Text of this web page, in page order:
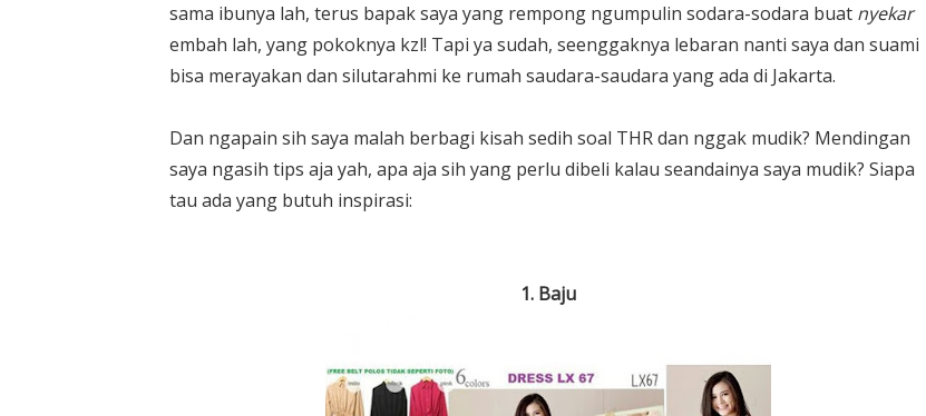
sama ibunya lah, terus bapak saya yang rempong ngumpulin sodara-sodara buat nyekar
embah lah, yang pokoknya kzl! Tapi ya sudah, seenggaknya lebaran nanti saya dan suami
bisa merayakan dan silutarahmi ke rumah saudara-saudara yang ada di Jakarta.
Dan ngapain sih saya malah berbagi kisah sedih soal THR dan nggak mudik? Mendingan
saya ngasih tips aja yah, apa aja sih yang perlu dibeli kalau seandainya saya mudik? Siapa
tau ada yang butuh inspirasi:
1. Baju